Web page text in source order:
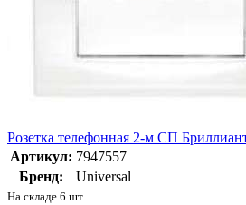
Розетка телефонная 2-м СП
Артикул: 7947557
Бренд:
Universal
На складе 6 шт.